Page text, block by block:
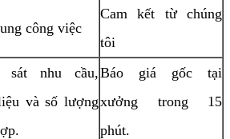
công việc
Cam kết từ chúng
tôi
sát nhu cầu,
và số lượng
Báo giá gốc tại
xưởng trong 15
phút.